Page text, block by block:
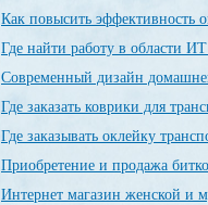
Как повысить эффективность
Где найти работу в области
Современный дизайн
Где заказать коврики для
Где заказывать оклейку
Приобретение и продажа
Интернет магазин женской и